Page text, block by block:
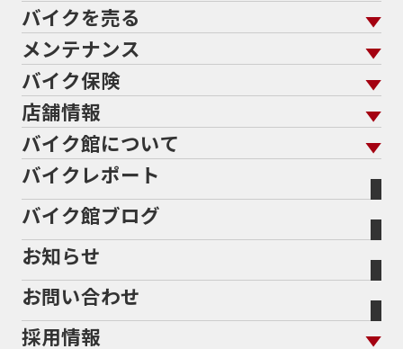
689cc690SMCR
701エンデューロ72PS750750cc75th
765773cc800cc80s80万以下
80万以下大型80万円以下82185馬力883
883R890DUKE899 Panigale8月8月11日
8耐8耐見に行きたい
946ml950S950cc
ADDRESSADDRESS 110ADVADV150
ADV160AEROX
AEROX155 ABS
ANNIVERSARYAPEAPE 100 DXAPEX
ARMORED CORE2
Address125
バイクを買う トップ
バイクを探す
メーカーから探す
色から探す
スタイルから探す
排気量から探す
地域から探す
走行距離から探す
中古車から探す
バイクを売る
バイクを売る トップ
バイク館買取の強み
バイクを高く売るコツ
バイク買取の流れ
全国展開の強み
よくあるご質問
バイク買取強化車両
メーカー別買取相場・
ヤマハ
ホンダ
トライアンフ
アプリリア
メンテナンス
メンテナンス トップ
バイク点検
バイク車検
Bikeep
プロテクションフィルム
バイク保険
バイク保険 トップ
自賠責保険
任意保険
バイク保険無料見積り（現在未加入の方）
バイク保険無料見積り（他社でご加入の方）
盗難保険
店舗情報
店舗情報 トップ
北海道
宮城
福島
茨城
栃木
バイク館について
バイク館について トップ
バイク館が選ばれる理由
会社概要
沿革
二輪公正取引協議会加盟店
バイクレポート
バイク館ブログ
お知らせ
お問い合わせ
採用情報